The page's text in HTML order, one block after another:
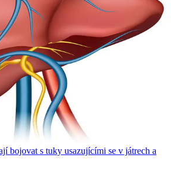
bojovat s tuky usazujícími se v játrech a